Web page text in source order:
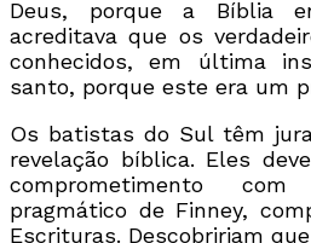
Deus, porque a Bíblia
acreditava que os
conhecidos, em última
santo, porque este era um
Os batistas do Sul têm
revelação bíblica. Eles
comprometimento
pragmático de Finney,
Escrituras. Descobririam